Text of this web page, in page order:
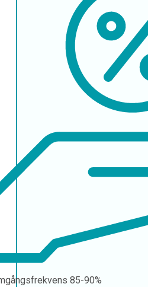
85-90%